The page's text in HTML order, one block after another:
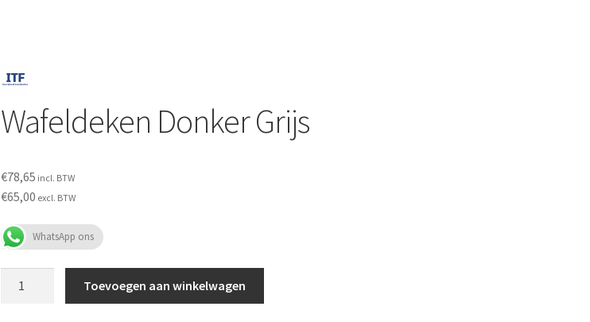
Wafeldeken Donker Grijs
€78,65 incl. BTW
€65,00 excl. BTW
WhatsApp ons
Toevoegen aan winkelwagen